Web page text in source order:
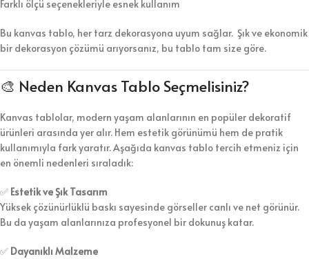
Farklı ölçü seçenekleriyle esnek kullanım
Bu kanvas tablo, her tarz dekorasyona uyum sağlar. Şık ve ekonomik
bir dekorasyon çözümü arıyorsanız, bu tablo tam size göre.
🎨 Neden Kanvas Tablo Seçmelisiniz?
Kanvas tablolar, modern yaşam alanlarının en popüler dekoratif
ürünleri arasında yer alır. Hem estetik görünümü hem de pratik
kullanımıyla fark yaratır. Aşağıda kanvas tablo tercih etmeniz için
en önemli nedenleri sıraladık:
✅ Estetik ve Şık Tasarım
Yüksek çözünürlüklü baskı sayesinde görseller canlı ve net görünür.
Bu da yaşam alanlarınıza profesyonel bir dokunuş katar.
✅ Dayanıklı Malzeme